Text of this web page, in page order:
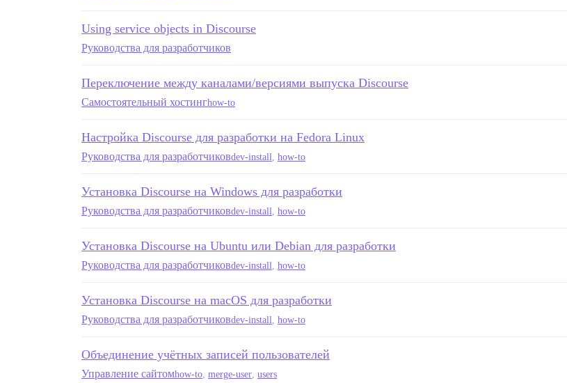
Using service objects in Discourse
Руководства для разработчиков
Переключение между каналами/версиями выпуска Discourse
Самостоятельный хостингhow-to
Настройка Discourse для разработки на Fedora Linux
Руководства для разработчиковdev-install how-to
Установка Discourse на Windows для разработки
Руководства для разработчиковdev-install how-to
Установка Discourse на Ubuntu или Debian для разработки
Руководства для разработчиковdev-install how-to
Установка Discourse на macOS для разработки
Руководства для разработчиковdev-install how-to
Объединение учётных записей пользователей
Управление сайтомhow-to merge-user users